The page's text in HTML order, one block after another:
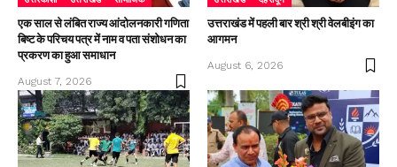
एक साल से लंबित राज्य आंदोलनकारी गणिता
बिष्ट के परिचय पत्र में नाम व पता संशोधन का
प्रकरण का हुआ समाधान
August 7, 2026
उत्तराखंड में पहली बार श्री श्री वेलबीइंग का
आगमन
August 6, 2026